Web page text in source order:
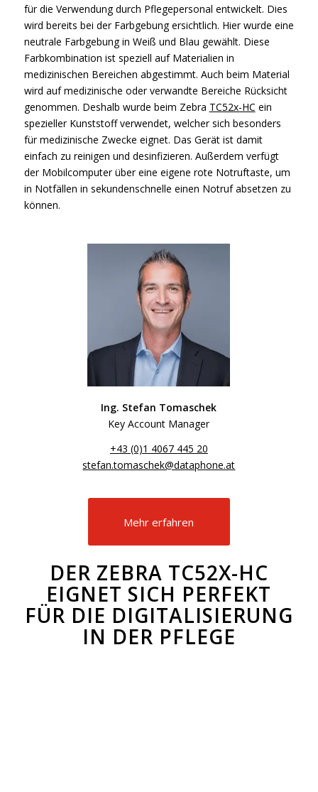
für die Verwendung durch Pflegepersonal entwickelt. Dies
wird bereits bei der Farbgebung ersichtlich. Hier wurde eine
neutrale Farbgebung in Weiß und Blau gewählt. Diese
Farbkombination ist speziell auf Materialien in
medizinischen Bereichen abgestimmt. Auch beim Material
wird auf medizinische oder verwandte Bereiche Rücksicht
genommen. Deshalb wurde beim Zebra TC52x-HC ein
spezieller Kunststoff verwendet, welcher sich besonders
für medizinische Zwecke eignet. Das Gerät ist damit
einfach zu reinigen und desinfizieren. Außerdem verfügt
der Mobilcomputer über eine eigene rote Notruftaste, um
in Notfällen in sekundenschnelle einen Notruf absetzen zu
können.
Ing. Stefan Tomaschek
Key Account Manager
+43 (0)1 4067 445 20
stefan.tomaschek@dataphone.at
Mehr erfahren
DER ZEBRA TC52X-HC
EIGNET SICH PERFEKT
FÜR DIE DIGITALISIERUNG
IN DER PFLEGE